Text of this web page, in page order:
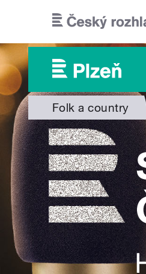
Folk a country